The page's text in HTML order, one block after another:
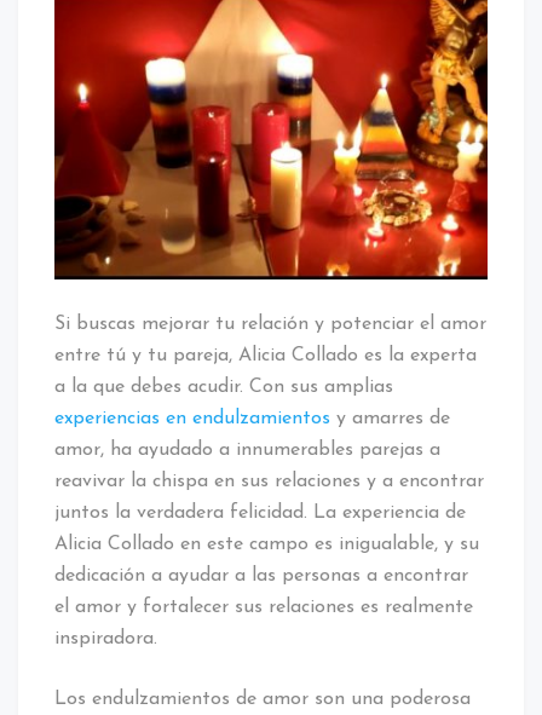
los
secretos
Alicia
Collado,
experta
en
endulzamientos
amarres
Si buscas mejorar tu relación y potenciar el amor
entre tú y tu pareja, Alicia Collado es la experta
a la que debes acudir. Con sus amplias
experiencias en endulzamientos y amarres de
amor, ha ayudado a innumerables parejas a
reavivar la chispa en sus relaciones y a encontrar
juntos la verdadera felicidad. La experiencia de
Alicia Collado en este campo es inigualable, y su
dedicación a ayudar a las personas a encontrar
el amor y fortalecer sus relaciones es realmente
inspiradora.
Los endulzamientos de amor son una poderosa